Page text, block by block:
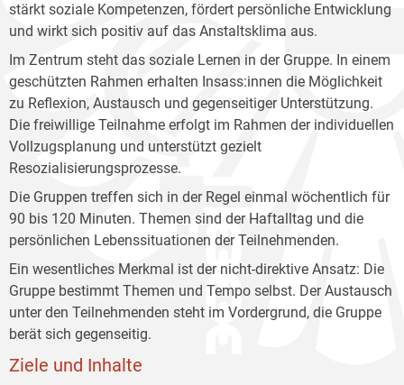
stärkt soziale Kompetenzen, fördert persönliche Entwicklung
und wirkt sich positiv auf das Anstaltsklima aus.
Im Zentrum steht das soziale Lernen in der Gruppe. In einem
geschützten Rahmen erhalten Insass:innen die Möglichkeit
zu Reflexion, Austausch und gegenseitiger Unterstützung.
Die freiwillige Teilnahme erfolgt im Rahmen der individuellen
Vollzugsplanung und unterstützt gezielt
Resozialisierungsprozesse.
Die Gruppen treffen sich in der Regel einmal wöchentlich für
90 bis 120 Minuten. Themen sind der Haftalltag und die
persönlichen Lebenssituationen der Teilnehmenden.
Ein wesentliches Merkmal ist der nicht-direktive Ansatz: Die
Gruppe bestimmt Themen und Tempo selbst. Der Austausch
unter den Teilnehmenden steht im Vordergrund, die Gruppe
berät sich gegenseitig.
Ziele und Inhalte